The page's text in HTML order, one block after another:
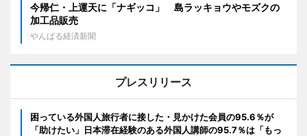
今帰仁・上運天に「ナギッコ」 島ラッキョウやモズクの
加工品販売
やんばる経済新聞
プレスリリース
困っている外国人旅行者に接した・見かけた会員の95.6％が
「助けたい」日本滞在経験のある外国人講師の95.7％は「もっ